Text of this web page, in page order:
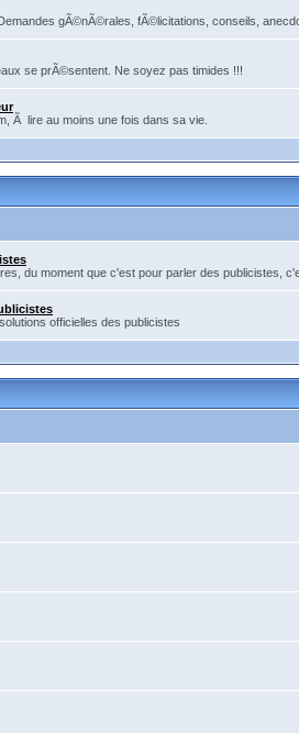
gÃ©nÃ©rales, fÃ©licitations, conseils,
se prÃ©sentent. Ne soyez pas timides !!!
Ã lire au moins une fois dans sa vie.
du moment que c'est pour parler des publicistes,
officielles des publicistes